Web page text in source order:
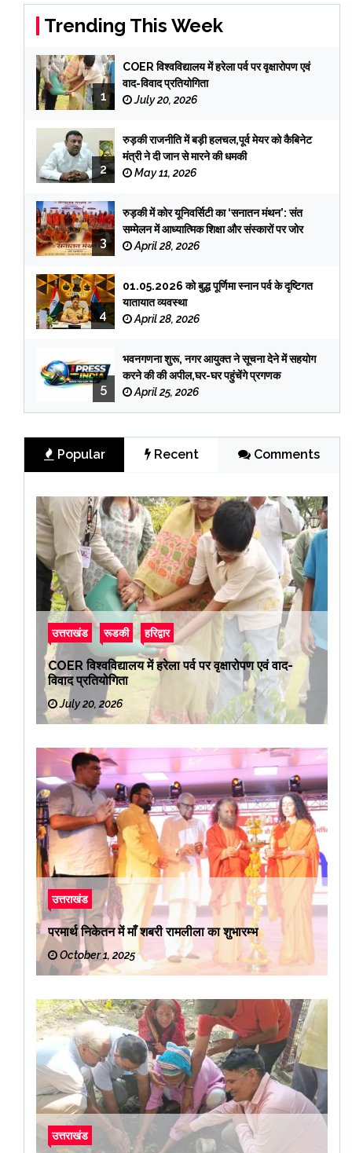
Trending This Week
1
COER विश्वविद्यालय में हरेला पर्व पर वृक्षारोपण एवं
वाद-विवाद प्रतियोगिता
July 20, 2026
2
रुड़की राजनीति में बड़ी हलचल,पूर्व मेयर को कैबिनेट
मंत्री ने दी जान से मारने की धमकी
May 11, 2026
3
रुड़की में कोर यूनिवर्सिटी का ‘सनातन मंथन’: संत
सम्मेलन में आध्यात्मिक शिक्षा और संस्कारों पर जोर
April 28, 2026
4
01.05.2026 को बुद्ध पूर्णिमा स्नान पर्व के दृष्टिगत
यातायात व्यवस्था
April 28, 2026
5
भवनगणना शुरू, नगर आयुक्त ने सूचना देने में सहयोग
करने की की अपील,घर-घर पहुंचेंगे प्रगणक
April 25, 2026
Popular Recent Comments
उत्तराखंड रूडकी हरिद्वार
COER विश्वविद्यालय में हरेला पर्व पर वृक्षारोपण एवं वाद-
विवाद प्रतियोगिता
July 20, 2026
उत्तराखंड
परमार्थ निकेतन में माँ शबरी रामलीला का शुभारम्भ
October 1, 2025
उत्तराखंड